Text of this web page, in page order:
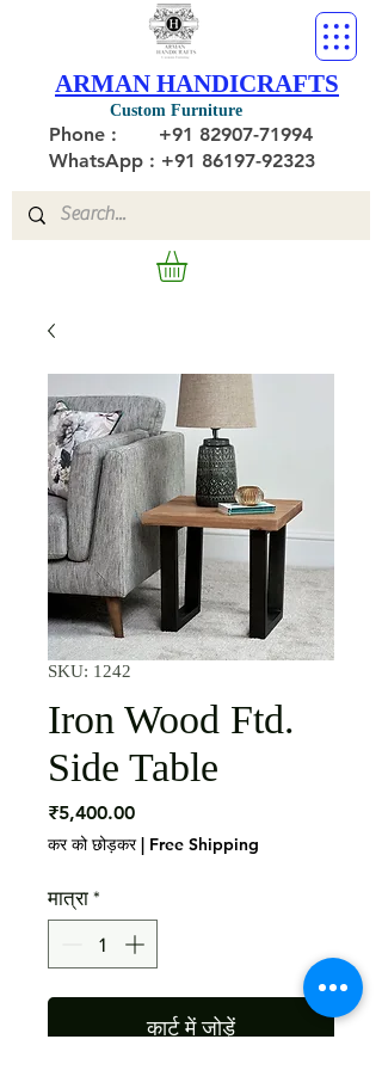
Custom Furniture
ARMAN HANDICRAFTS
Phone : +91 82907-71994
WhatsApp : +91 86197-92323
SKU: 1242
Iron Wood Ftd.
Side Table
₹5,400.00मूल्य
कर को छोड़कर| Free Shipping
मात्रा *
कार्ट में जोड़ें